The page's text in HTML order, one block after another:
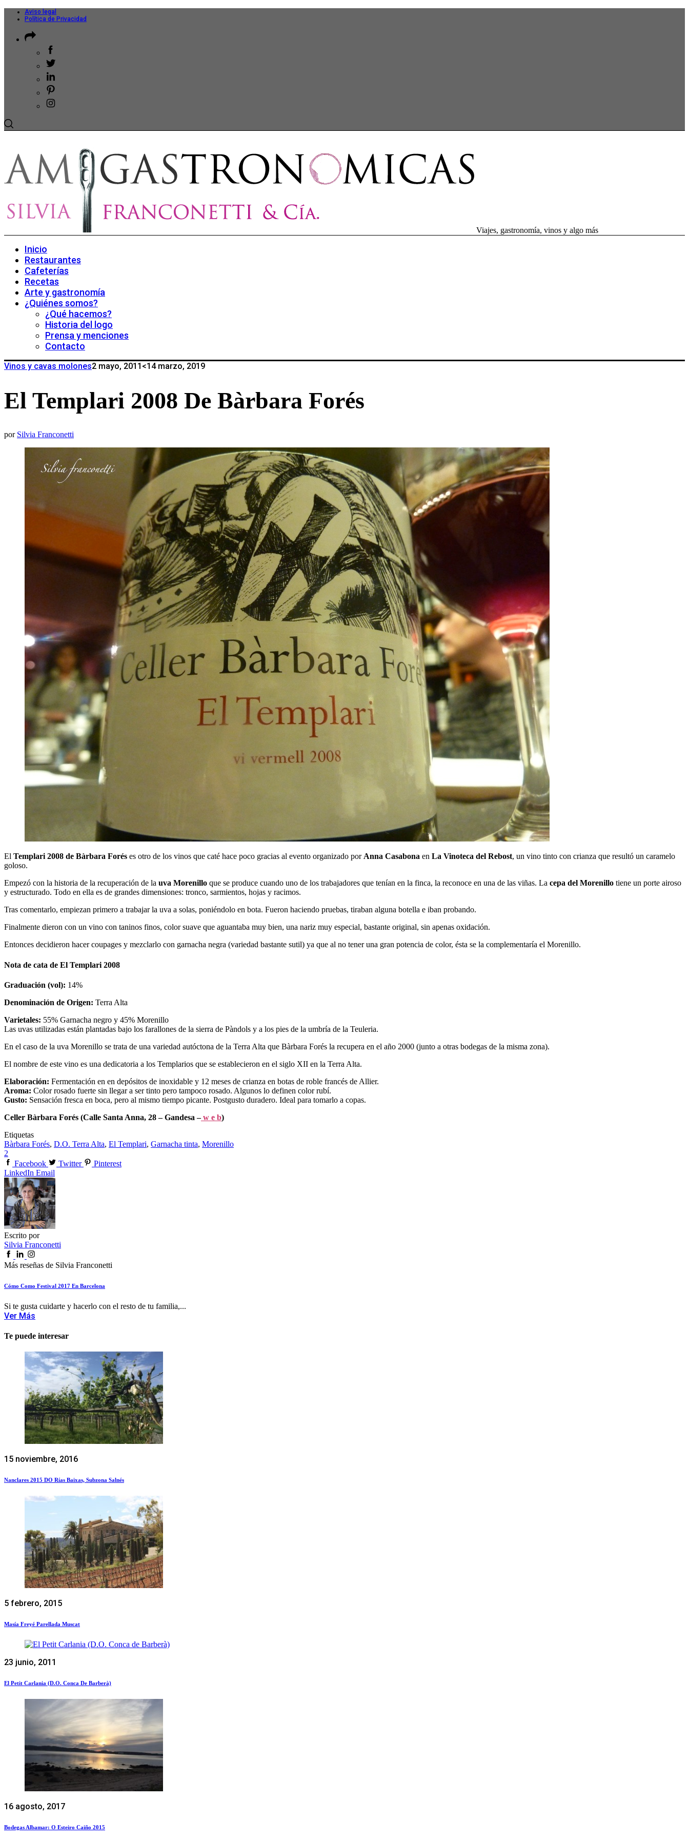
Aviso legal
Política de Privacidad
Viajes, gastronomía, vinos y algo más
Inicio
Restaurantes
Cafeterías
Recetas
Arte y gastronomía
¿Quiénes somos?
¿Qué hacemos?
Historia del logo
Prensa y menciones
Contacto
Vinos y cavas molones2 mayo, 2011 <14 marzo, 2019
El Templari 2008 De Bàrbara Forés
por Silvia Franconetti
El Templari 2008 de Bàrbara Forés es otro de los vinos que caté hace poco gracias al evento organizado por Anna Casabona en La Vinoteca del Rebost, un vino tinto con crianza que resultó un caramelo
goloso.
Empezó con la historia de la recuperación de la uva Morenillo que se produce cuando uno de los trabajadores que tenían en la finca, la reconoce en una de las viñas. La cepa del Morenillo tiene un porte airoso
y estructurado. Todo en ella es de grandes dimensiones: tronco, sarmientos, hojas y racimos.
Tras comentarlo, empiezan primero a trabajar la uva a solas, poniéndolo en bota. Fueron haciendo pruebas, tiraban alguna botella e iban probando.
Finalmente dieron con un vino con taninos finos, color suave que aguantaba muy bien, una nariz muy especial, bastante original, sin apenas oxidación.
Entonces decidieron hacer coupages y mezclarlo con garnacha negra (variedad bastante sutil) ya que al no tener una gran potencia de color, ésta se la complementaría el Morenillo.
Nota de cata de El Templari 2008
Graduación (vol): 14%
Denominación de Origen: Terra Alta
Varietales: 55% Garnacha negro y 45% Morenillo
Las uvas utilizadas están plantadas bajo los farallones de la sierra de Pàndols y a los pies de la umbría de la Teuleria.
En el caso de la uva Morenillo se trata de una variedad autóctona de la Terra Alta que Bàrbara Forés la recupera en el año 2000 (junto a otras bodegas de la misma zona).
El nombre de este vino es una dedicatoria a los Templarios que se establecieron en el siglo XII en la Terra Alta.
Elaboración: Fermentación en en depósitos de inoxidable y 12 meses de crianza en botas de roble francés de Allier.
Aroma: Color rosado fuerte sin llegar a ser tinto pero tampoco rosado. Algunos lo definen color rubí.
Gusto: Sensación fresca en boca, pero al mismo tiempo picante. Postgusto duradero. Ideal para tomarlo a copas.
Celler Bàrbara Forés (Calle Santa Anna, 28 – Gandesa –w e b)
Etiquetas
Bàrbara Forés, D.O. Terra Alta, El Templari, Garnacha tinta, Morenillo
2
Facebook
Twitter
Pinterest
LinkedIn Email
Escrito por
Silvia Franconetti
Más reseñas de Silvia Franconetti
Cómo Como Festival 2017 En Barcelona
Si te gusta cuidarte y hacerlo con el resto de tu familia,...
Ver Más
Te puede interesar
15 noviembre, 2016
Nanclares 2015 DO Rías Baixas, Subzona Salnés
5 febrero, 2015
Masía Freyé Parellada Muscat
23 junio, 2011
El Petit Carlania (D.O. Conca De Barberà)
16 agosto, 2017
Bodegas Albamar: O Esteiro Caiño 2015